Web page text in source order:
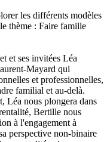
les différents modèles
thème : Faire famille
et ses invitées Léa
Mayard qui
et professionnelles,
familial et au-delà.
Léa nous plongera dans
Bertille nous
à l'engagement à
perspective non-binaire